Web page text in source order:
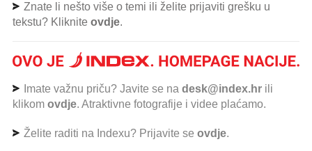
Znate li nešto više o temi ili želite prijaviti grešku u
tekstu? Kliknite ovdje.
Imate važnu priču? Javite se na desk@index.hr ili
klikom ovdje. Atraktivne fotografije i videe plaćamo.
Želite raditi na Indexu? Prijavite se ovdje.